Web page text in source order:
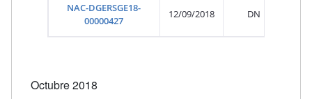
NAC-DGERSGE18-
00000427
12/09/2018 DN
Octubre 2018